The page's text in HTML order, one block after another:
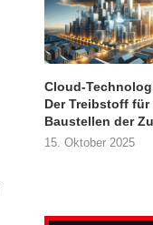
Cloud-
Der Treibstoff für
Baustellen der
15. Oktober 2025